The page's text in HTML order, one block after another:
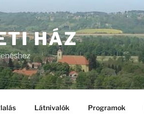
HÁZ
Látnivalók Programok